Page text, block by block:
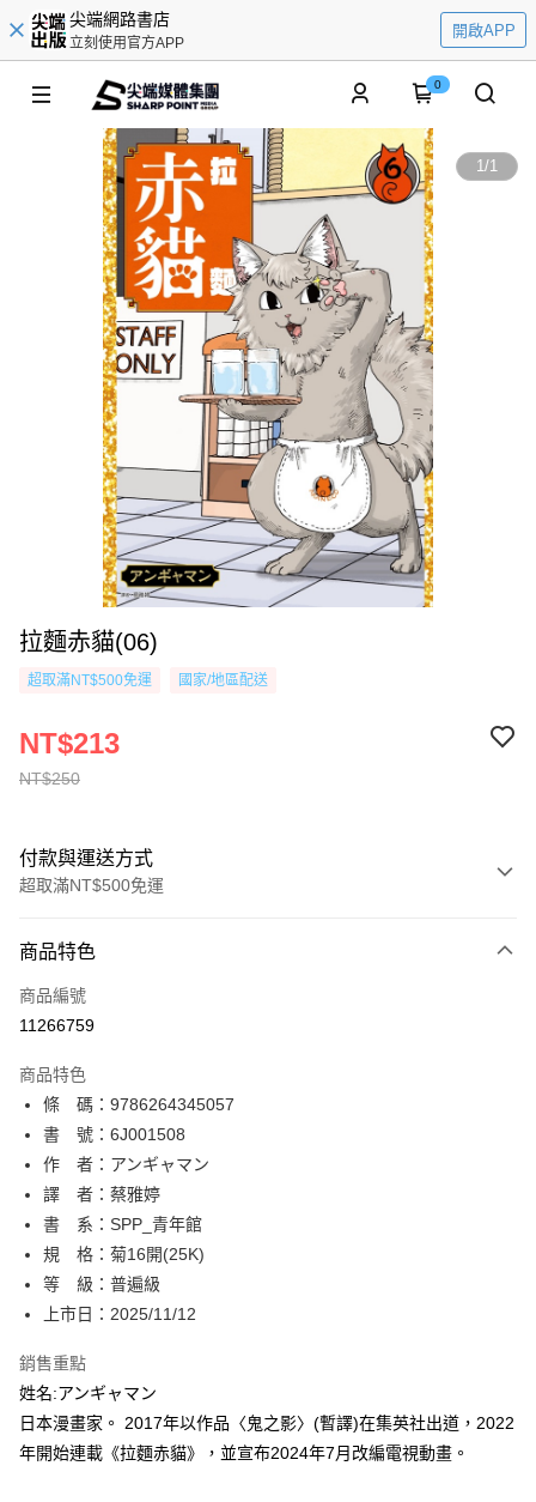
尖端網路書店
立刻使用官方APP
開啟APP
0
1/1
拉麵赤貓(06)
超取滿NT$500免運 國家/地區配送
NT$250
NT$213
付款與運送方式
超取滿NT$500免運
信用卡一次付款
超商取貨付款
相關說明
【關於「AFTEE先享後付」】
AFTEE先享後付是「在收到商品之後才付款」的支付方式。 讓您購物簡單
便利好安心！
１．簡單：不需註冊會員、不需綁卡、不需儲值。
２．便利：只要手機號碼，簡訊認證，即可結帳。
３．安心：先確認商品／服務後，再付款。
【「AFTEE先享後付」結帳流程】
１．於結帳方式選擇「AFTEE先享後付」後，將跳轉至「AFTEE先享後付」
結帳頁面，進行簡訊認證並確認金額後，即可完成結帳。
２．訂單成立數日內，您將收到繳費通知簡訊。
ATM／網路銀行／等多元方式進行付款，方視為交易完成。
※ 請注意：結帳手續完成當下不需立刻繳費，但若您需要取消訂單，請聯絡
購買商品的店家。未經商家同意取消之訂單仍視為有效，需透過AFTEE先享
後付繳納相關費用。
※ 交易是否成功請以「AFTEE先享後付 」之結帳頁面顯示為準，若有關於
ATM付款
運送方式
全家取貨付款
每筆NT$80，滿NT$500(含以上)免運費
付款後全家取貨
每筆NT$80，滿NT$500(含以上)免運費
付款後萊爾富取貨
商品特色
商品編號
11266759
商品特色
條 碼：9786264345057
書 號：6J001508
作 者：アンギャマン
譯 者：蔡雅婷
書 系：SPP_青年館
規 格：菊16開(25K)
等 級：普遍級
上市日：2025/11/12
銷售重點
姓名:アンギャマン
日本漫畫家。 2017年以作品〈鬼之影〉(暫譯)在集英社出道，2022
年開始連載《拉麵赤貓》，並宣布2024年7月改編電視動畫。